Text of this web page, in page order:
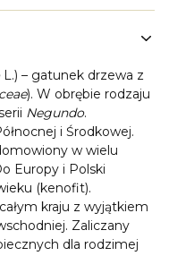
L.) – gatunek drzewa z
). W obrębie rodzaju
Negundo.
i Środkowej.
w wielu
Europy i Polski
(kenofit).
kraju z wyjątkiem
Zaliczany
dla rodzimej